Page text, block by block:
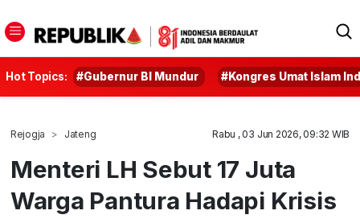
Hot Topics: #Gubernur BI Mundur #Kongres Umat Islam
Rejogja Jateng Rabu , 03 Jun 2026, 09:32 WIB
Menteri LH Sebut 17 Juta
Warga Pantura Hadapi Krisis